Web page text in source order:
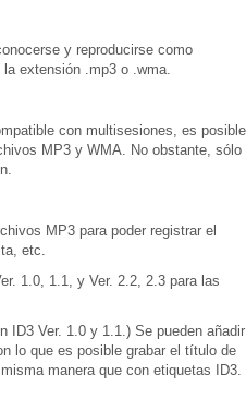
y reproducirse como
extensión .mp3 o .wma.
con multisesiones, es posible
MP3 y WMA. No obstante, sólo
MP3 para poder registrar el
etc.
1.0, 1.1, y Ver. 2.2, 2.3 para las
ID3 Ver. 1.0 y 1.1.) Se pueden añadir
lo que es posible grabar el título de
manera que con etiquetas ID3.